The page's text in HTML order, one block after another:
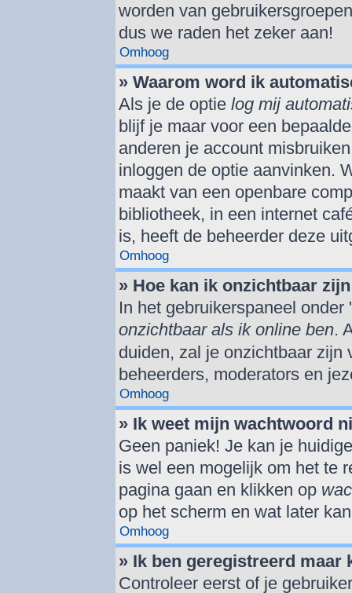
worden van
dus we raden het zeker aan!
Omhoog
» Waarom word ik
Als je de optie log mij
blijf je maar voor een
anderen je account
inloggen de optie aanvinken.
maakt van een openbare
bibliotheek, in een internet
is, heeft de beheerder deze
Omhoog
» Hoe kan ik onzichtbaar
In het gebruikerspaneel
onzichtbaar als ik online ben.
duiden, zal je onzichtbaar zijn
beheerders, moderators en
Omhoog
» Ik weet mijn wachtwoord
Geen paniek! Je kan je
is wel een mogelijk om het te
pagina gaan en klikken op
op het scherm en wat later
Omhoog
» Ik ben geregistreerd maar
Controleer eerst of je